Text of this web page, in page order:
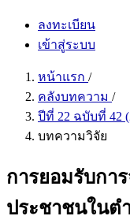
ลงทะเบียน
เข้าสู่ระบบ
หน้าแรก /
คลังบทความ /
ปีที่ 22 ฉบับที่ 42
บทความวิจัย
การยอมรับกา
ประชาชนในต